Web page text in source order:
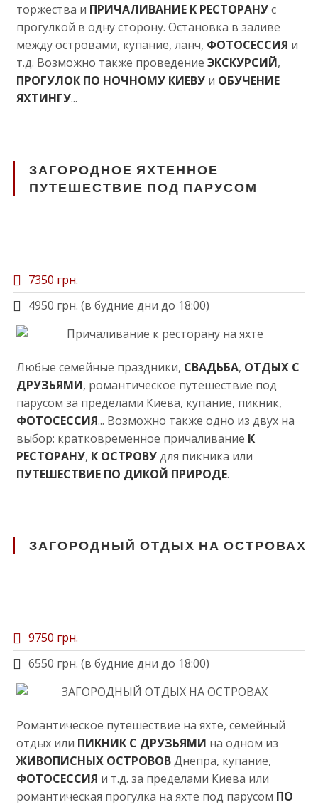
торжества и ПРИЧАЛИВАНИЕ К РЕСТОРАНУс
прогулкой в одну сторону. Остановка в заливе
между островами, купание, ланч, ФОТОСЕССИЯ и
т.д. Возможно также проведение ЭКСКУРСИЙ,
ПРОГУЛОК ПО НОЧНОМУ КИЕВУи ОБУЧЕНИЕ
ЯХТИНГУ...
ЗАГОРОДНОЕ ЯХТЕННОЕ
ПУТЕШЕСТВИЕ ПОД ПАРУСОМ
7350 грн.
4950 грн. (в будние дни до 18:00)
Любые семейные праздники, СВАДЬБА, ОТДЫХ С
ДРУЗЬЯМИ, романтическое путешествие под
парусом за пределами Киева, купание, пикник,
ФОТОСЕССИЯ... Возможно также одно из двух на
выбор: кратковременное причаливание К
РЕСТОРАНУ, К ОСТРОВУдля пикника или
ПУТЕШЕСТВИЕ ПО ДИКОЙ ПРИРОДЕ.
ЗАГОРОДНЫЙ ОТДЫХ НА ОСТРОВАХ
9750 грн.
6550 грн. (в будние дни до 18:00)
Романтическое путешествие на яхте, семейный
отдых или ПИКНИК С ДРУЗЬЯМИ на одном из
ЖИВОПИСНЫХ ОСТРОВОВДнепра, купание,
ФОТОСЕССИЯ и т.д. за пределами Киева или
романтическая прогулка на яхте под парусом ПО